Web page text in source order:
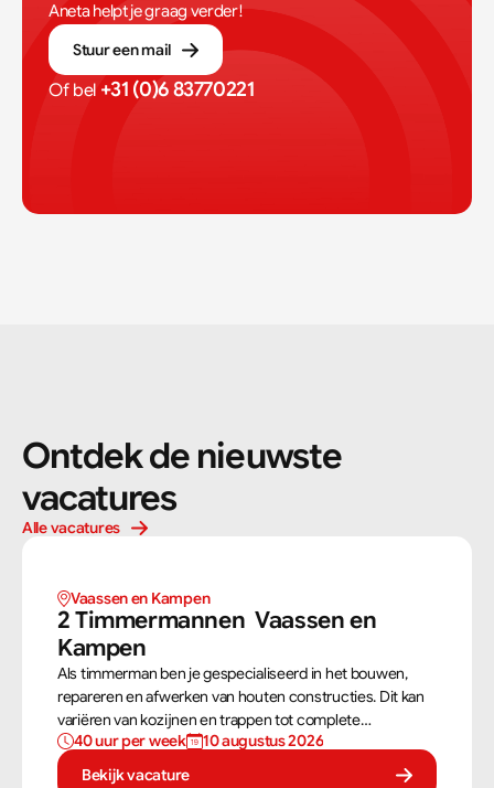
Aneta helpt je graag verder!
Stuur een mail
Of bel +31 (0)6 83770221
Ontdek de nieuwste
vacatures
Alle vacatures
Vaassen en Kampen
2 Timmermannen  Vaassen en
Kampen
Als timmerman ben je gespecialiseerd in het bouwen,
repareren en afwerken van houten constructies. Dit kan
variëren van kozijnen en trappen tot complete
dakconstructies en gevels. Aan de hand van
bouwtekeningen zorg jij ervoor dat een constructie
40 uur per week
10 augustus 2026
Bekijk vacature